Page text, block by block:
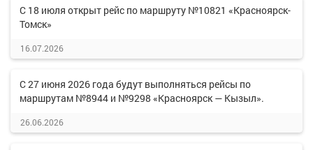
С 18 июля открыт рейс по маршруту №10821 «Красноярск-
Томск»
16.07.2026
С 27 июня 2026 года будут выполняться рейсы по
маршрутам №8944 и №9298 «Красноярск — Кызыл».
26.06.2026